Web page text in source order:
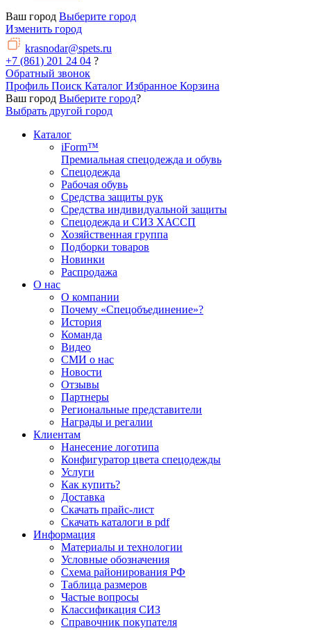
Ваш город Выберите город
Изменить город
krasnodar@spets.ru
+7 (861) 201 24 04 ?
Обратный звонок
Профиль Поиск Каталог Избранное Корзина
Ваш город Выберите город?
Выбрать другой город
Каталог
iForm™
Премиальная спецодежда и обувь
Спецодежда
Рабочая обувь
Средства защиты рук
Средства индивидуальной защиты
Спецодежда и СИЗ ХАССП
Хозяйственная группа
Подборки товаров
Новинки
Распродажа
О нас
О компании
Почему «Спецобъединение»?
История
Команда
Видео
СМИ о нас
Новости
Отзывы
Партнеры
Региональные представители
Награды и регалии
Клиентам
Нанесение логотипа
Конфигуратор цвета спецодежды
Услуги
Как купить?
Доставка
Скачать прайс-лист
Скачать каталоги в pdf
Информация
Материалы и технологии
Условные обозначения
Схема районирования РФ
Таблица размеров
Частые вопросы
Классификация СИЗ
Справочник покупателя